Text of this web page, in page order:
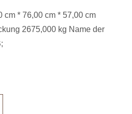
cm * 76,00 cm * 57,00 cm
2675,000 kg Name der